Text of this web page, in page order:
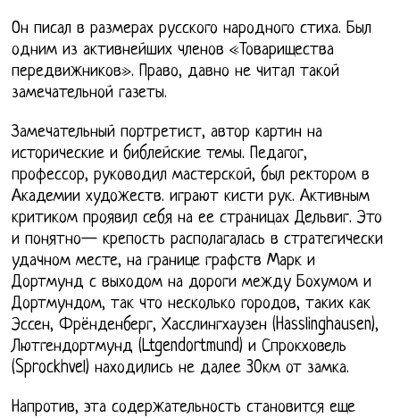
Он писал в размерах русского народного стиха. Был
одним из активнейших членов «Товарищества
передвижников». Право, давно не читал такой
замечательной газеты.
Замечательный портретист, автор картин на
исторические и библейские темы. Педагог,
профессор, руководил мастерской, был ректором в
Академии художеств. играют кисти рук. Активным
критиком проявил себя на ее страницах Дельвиг. Это
и понятно— крепость располагалась в стратегически
удачном месте, на границе графств Марк и
Дортмунд с выходом на дороги между Бохумом и
Дортмундом, так что несколько городов, таких как
Эссен, Фрёнденберг, Хасслингхаузен (Hasslinghausen),
Лютгендортмунд (Ltgendortmund) и Спрокховель
(Sprockhvel) находились не далее 30км от замка.
Напротив, эта содержательность становится еще